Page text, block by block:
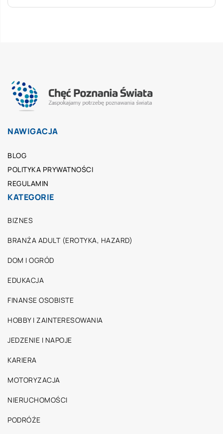
NAWIGACJA
BLOG
POLITYKA PRYWATNOŚCI
REGULAMIN
KATEGORIE
BIZNES
BRANŻA ADULT (EROTYKA, HAZARD)
DOM I OGRÓD
EDUKACJA
FINANSE OSOBISTE
HOBBY I ZAINTERESOWANIA
JEDZENIE I NAPOJE
KARIERA
MOTORYZACJA
NIERUCHOMOŚCI
PODRÓŻE